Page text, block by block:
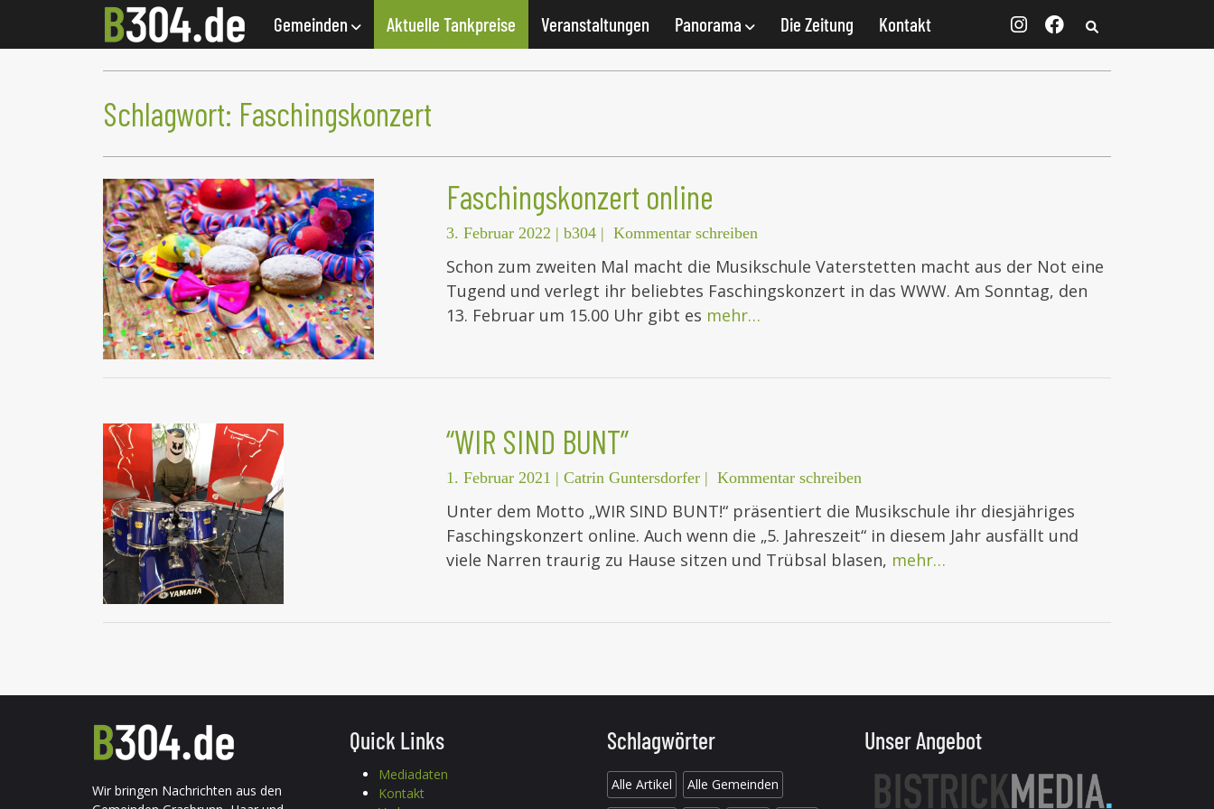
Gemeinden Aktuelle Tankpreise Veranstaltungen Panorama Die Zeitung Kontakt
Schlagwort: Faschingskonzert
Faschingskonzert online
3. Februar 2022 | b304 | Kommentar schreiben
Schon zum zweiten Mal macht die Musikschule Vaterstetten macht aus der Not eine
Tugend und verlegt ihr beliebtes Faschingskonzert in das WWW. Am Sonntag, den
13. Februar um 15.00 Uhr gibt es mehr…
“WIR SIND BUNT”
1. Februar 2021 | Catrin Guntersdorfer | Kommentar schreiben
Unter dem Motto „WIR SIND BUNT!“ präsentiert die Musikschule ihr diesjähriges
Faschingskonzert online. Auch wenn die „5. Jahreszeit“ in diesem Jahr ausfällt und
viele Narren traurig zu Hause sitzen und Trübsal blasen, mehr…
Wir bringen Nachrichten aus den
Quick Links
Mediadaten
Kontakt
Schlagwörter
Alle Artikel Alle Gemeinden
Unser Angebot